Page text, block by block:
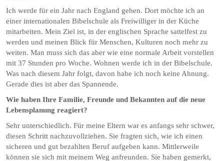
Ich werde für ein Jahr nach England gehen. Dort möchte ich an
einer internationalen Bibelschule als Freiwilliger in der Küche
mitarbeiten. Mein Ziel ist, in der englischen Sprache sattelfest zu
werden und meinen Blick für Menschen, Kulturen noch mehr zu
weiten. Man muss sich das aber wie eine normale Arbeit vorstellen
mit 37 Stunden pro Woche. Wohnen werde ich in der Bibelschule.
Was nach diesem Jahr folgt, davon habe ich noch keine Ahnung.
Gerade dies ist aber das Spannende.
Wie haben Ihre Familie, Freunde und Bekannten auf die neue
Lebensplanung reagiert?
Sehr unterschiedlich. Für meine Eltern war es anfangs sehr schwer,
diesen Schritt nachzuvollziehen. Sie fragten sich, wie ich einen
sicheren und gut bezahlten Beruf aufgeben kann. Mittlerweile
können sie sich mit meinem Weg anfreunden. Sie haben gemerkt,